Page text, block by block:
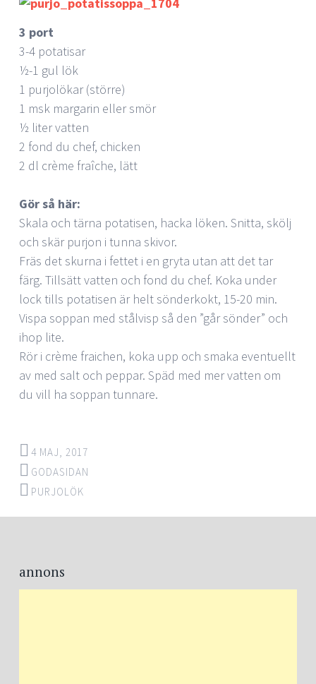
3 port
3-4 potatisar
½-1 gul lök
1 purjolökar (större)
1 msk margarin eller smör
½ liter vatten
2 fond du chef, chicken
2 dl crème fraîche, lätt
Gör så här:
Skala och tärna potatisen, hacka löken. Snitta, skölj
och skär purjon i tunna skivor.
Fräs det skurna i fettet i en gryta utan att det tar
färg. Tillsätt vatten och fond du chef. Koka under
lock tills potatisen är helt sönderkokt, 15-20 min.
Vispa soppan med stålvisp så den ”går sönder” och
ihop lite.
Rör i crème fraichen, koka upp och smaka eventuellt
av med salt och peppar. Späd med mer vatten om
du vill ha soppan tunnare.
4 MAJ, 2017
GODASIDAN
PURJOLÖK
Post
navigation
annons